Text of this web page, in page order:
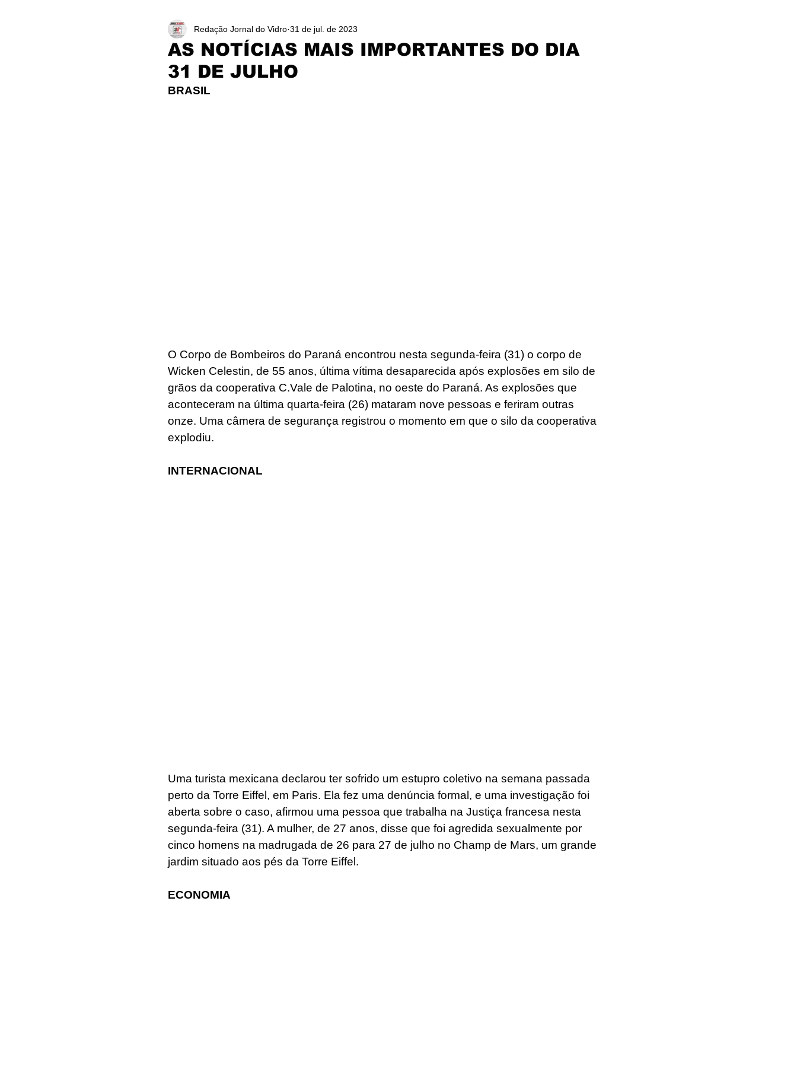
AS NOTÍCIAS MAIS IMPORTANTES DO DIA
31 DE JULHO
Redação Jornal do Vidro 31 de jul. de 2023
BRASIL
O Corpo de Bombeiros do Paraná encontrou nesta segunda-feira (31) o corpo de
Wicken Celestin, de 55 anos, última vítima desaparecida após explosões em silo de
grãos da cooperativa C.Vale de Palotina, no oeste do Paraná. As explosões que
aconteceram na última quarta-feira (26) mataram nove pessoas e feriram outras
onze. Uma câmera de segurança registrou o momento em que o silo da cooperativa
explodiu.
INTERNACIONAL
Uma turista mexicana declarou ter sofrido um estupro coletivo na semana passada
perto da Torre Eiffel, em Paris. Ela fez uma denúncia formal, e uma investigação foi
aberta sobre o caso, afirmou uma pessoa que trabalha na Justiça francesa nesta
segunda-feira (31). A mulher, de 27 anos, disse que foi agredida sexualmente por
cinco homens na madrugada de 26 para 27 de julho no Champ de Mars, um grande
jardim situado aos pés da Torre Eiffel.
ECONOMIA